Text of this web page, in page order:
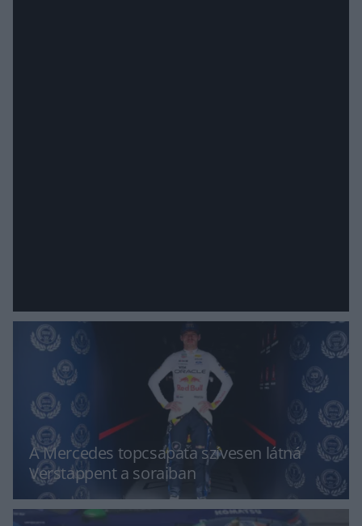
A Mercedes topcsapata szívesen látná
Verstappent a soraiban